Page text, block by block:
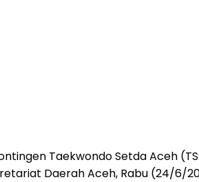
Taekwondo Setda Aceh
Daerah Aceh, Rabu (24/6/